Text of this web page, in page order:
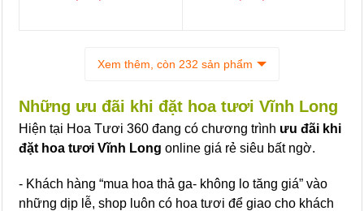
Xem thêm, còn 232 sản phẩm
Những ưu đãi khi đặt hoa tươi Vĩnh Long
Hiện tại Hoa Tươi 360 đang có chương trình ưu đãi khi
đặt hoa tươi Vĩnh Long online giá rẻ siêu bất ngờ.
- Khách hàng “mua hoa thả ga- không lo tăng giá” vào
những dịp lễ, shop luôn có hoa tươi để giao cho khách